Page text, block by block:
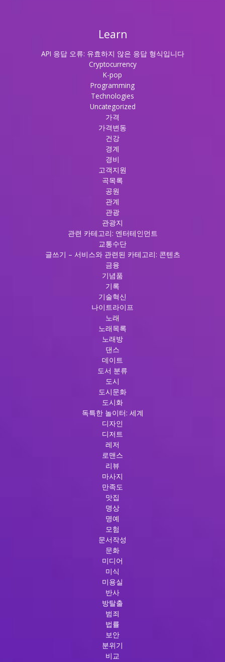
Learn
API 응답 오류: 유효하지 않은 응답 형식입니다
Cryptocurrency
K-pop
Programming
Technologies
Uncategorized
가격
가격변동
건강
경계
경비
고객지원
곡목록
공원
관계
관광
관광지
관련 카테고리: 엔터테인먼트
교통수단
글쓰기 – 서비스와 관련된 카테고리: 콘텐츠
금융
기념품
기록
기술혁신
나이트라이프
노래
노래목록
노래방
댄스
데이트
도서 분류
도시
도시문화
도시화
독특한 놀이터: 세계
디자인
디저트
레저
로맨스
리뷰
마사지
만족도
맛집
명상
명예
모험
문서작성
문화
미디어
미식
미용실
반사
방탈출
범죄
법률
보안
분위기
비교